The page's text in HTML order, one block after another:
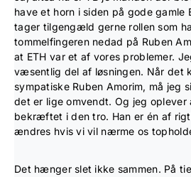
have et horn i siden på gode gamle
tager tilgengæld gerne rollen som
tommelfingeren nedad på Ruben
at ETH var et af vores problemer.
væsentlig del af løsningen. Når det
sympatiske Ruben Amorim, må jeg
det er lige omvendt. Og jeg oplever
bekræftet i den tro. Han er én af
ændres hvis vi vil nærme os
Det hænger slet ikke sammen. På